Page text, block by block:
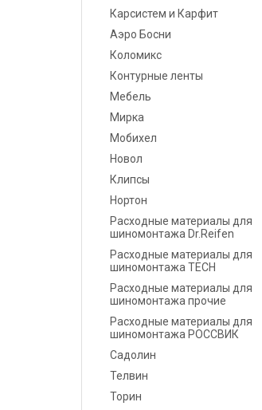
Маскировочные
Салфетки протирочные
Емкости, ситечки, PPS,
палочки для
размешивания, линейки
Средства защиты
Крепежные системы
Батарейки и
Аккумуляторы
Аксессуары
Лампочки и
предохранители
Карсистем и Карфит
Аэро Босни
Коломикс
Контурные ленты
Мебель
Мирка
Мобихел
Новол
Клипсы
Нортон
Расходные материалы для
шиномонтажа Dr.Reifen
Расходные материалы для
шиномонтажа TECH
Расходные материалы для
шиномонтажа прочие
Расходные материалы для
шиномонтажа РОССВИК
Садолин
Телвин
Торин